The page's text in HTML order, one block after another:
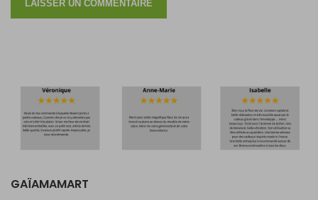
GAÏAMAMART